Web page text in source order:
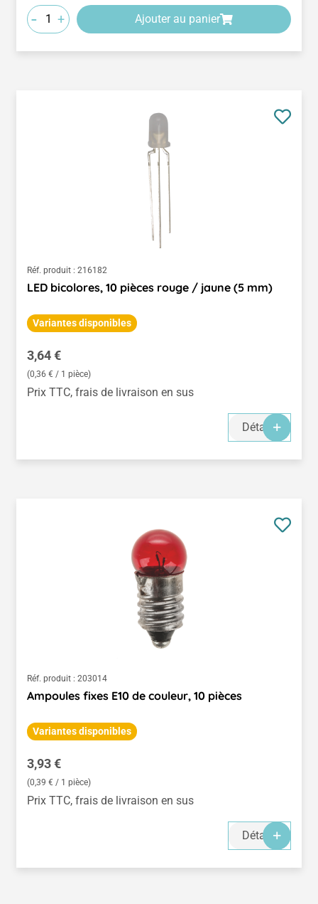
- + Ajouter au panier
Réf. produit : 216182
LED bicolores, 10 pièces rouge / jaune (5 mm)
Variantes disponibles
Prix régulier :
3,64 €
(0,36 € / 1 pièce)
Prix TTC, frais de livraison en sus
Détails
Réf. produit : 203014
Ampoules fixes E10 de couleur, 10 pièces
Variantes disponibles
Prix régulier :
3,93 €
(0,39 € / 1 pièce)
Prix TTC, frais de livraison en sus
Détails